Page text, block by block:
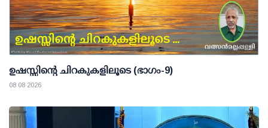
ഉഷസ്സിന്റെ ചിറകുകളിലൂടെ (ഭാഗം-9)
08 08 2026